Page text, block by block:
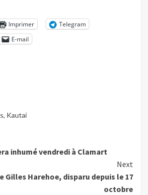
Imprimer
Telegram
E-mail
, Kautai
inhumé vendredi à Clamart
Next
Gilles Harehoe, disparu depuis le 17
octobre